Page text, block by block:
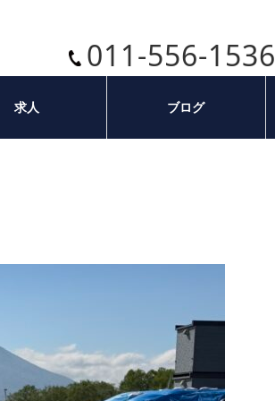
011-556-1536
求人 ブログ